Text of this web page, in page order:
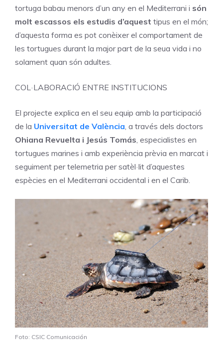
tortuga babau menors d’un any en el Mediterrani i són
molt escassos els estudis d’aquest tipus en el món;
d’aquesta forma es pot conèixer el comportament de
les tortugues durant la major part de la seua vida i no
solament quan són adultes.
COL·LABORACIÓ ENTRE INSTITUCIONS
El projecte explica en el seu equip amb la participació
de la Universitat de València , a través dels doctors
Ohiana Revuelta i Jesús Tomás , especialistes en
tortugues marines i amb experiència prèvia en marcat i
seguiment per telemetria per satèl·lit d’aquestes
espècies en el Mediterrani occidental i en el Carib.
Foto: CSIC Comunicación